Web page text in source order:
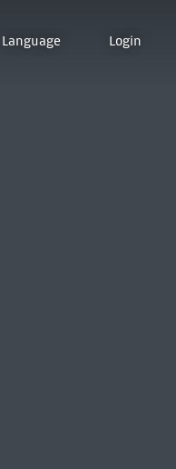
Language Login